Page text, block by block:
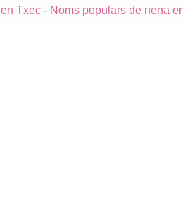
en Txec- Noms populars de nena